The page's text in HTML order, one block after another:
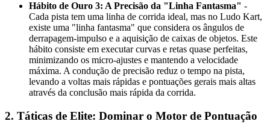
Hábito de Ouro 3: A Precisão da "Linha Fantasma" -
Cada pista tem uma linha de corrida ideal, mas no Ludo Kart,
existe uma "linha fantasma" que considera os ângulos de
derrapagem-impulso e a aquisição de caixas de objetos. Este
hábito consiste em executar curvas e retas quase perfeitas,
minimizando os micro-ajustes e mantendo a velocidade
máxima. A condução de precisão reduz o tempo na pista,
levando a voltas mais rápidas e pontuações gerais mais altas
através da conclusão mais rápida da corrida.
2. Táticas de Elite: Dominar o Motor de Pontuação